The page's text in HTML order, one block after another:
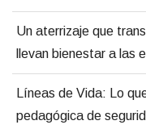
Un aterrizaje que
llevan bienestar a las
Líneas de Vida: Lo
pedagógica de